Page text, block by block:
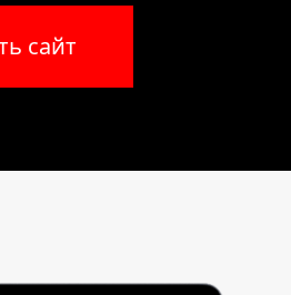
сайт